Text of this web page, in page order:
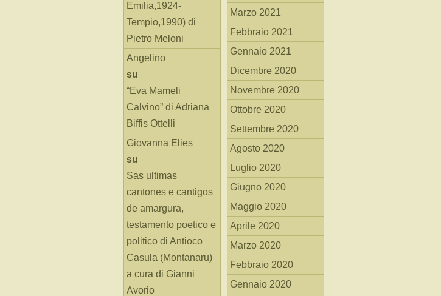
Emilia,1924-
Tempio,1990) di
Pietro Meloni
Angelino
su
“Eva Mameli
Calvino” di Adriana
Biffis Ottelli
Giovanna Elies
su
Sas ultimas
cantones e cantigos
de amargura,
testamento poetico e
politico di Antioco
Casula (Montanaru)
a cura di Gianni
Avorio
Marzo 2021
Febbraio 2021
Gennaio 2021
Dicembre 2020
Novembre 2020
Ottobre 2020
Settembre 2020
Agosto 2020
Luglio 2020
Giugno 2020
Maggio 2020
Aprile 2020
Marzo 2020
Febbraio 2020
Gennaio 2020